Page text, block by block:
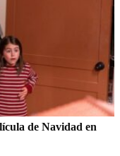
de Navidad en